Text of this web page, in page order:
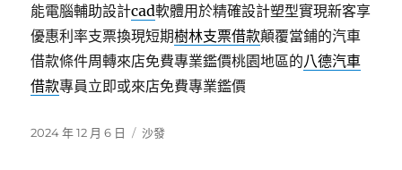
能電腦輔助設計cad軟體用於精確設計塑型實現新客享
優惠利率支票換現短期樹林支票借款顛覆當鋪的汽車
借款條件周轉來店免費專業鑑價桃園地區的八德汽車
借款專員立即或來店免費專業鑑價
發
2024 年 12 月 6 日
分
沙發